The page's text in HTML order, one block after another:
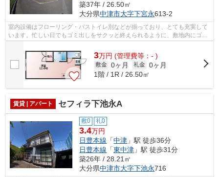
築37年 / 26.50㎡
大分県中津市大字下宮永613-2
室内設備はフローリング・バストイレ別などが揃っており、とても充実して
います。忙しい日でもゴミ出しをサクッと終えられるように、敷地内にゴミ
3万円 (管理費等：- )
敷金 0ヶ月 礼金 0ヶ月
1階 / 1R / 26.50㎡
賃貸 | アパート セフィラ下池永A
敷0 礼0
3.4万円
日豊本線 「中津 」駅 徒歩36分
日豊本線 「東中津 」駅 徒歩31分
築26年 / 28.21㎡
大分県中津市大字下池永716